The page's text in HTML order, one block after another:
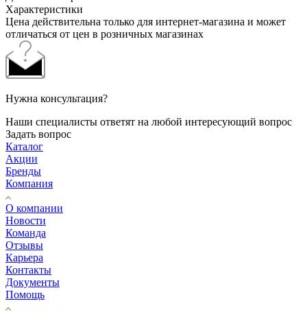
Характеристики
Цена действительна только для интернет-магазина и может
отличаться от цен в розничных магазинах
Нужна консультация?
Наши специалисты ответят на любой интересующий вопрос
Задать вопрос
Каталог
Акции
Бренды
Компания
О компании
Новости
Команда
Отзывы
Карьера
Контакты
Документы
Помощь